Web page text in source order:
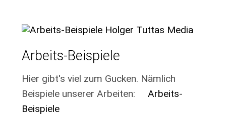
Arbeits-Beispiele
Hier gibt's viel zum Gucken. Nämlich
Beispiele unserer Arbeiten:
Arbeits-
Beispiele